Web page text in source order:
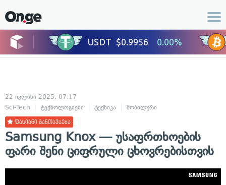
22 ივლისი 2025, 07:17
Sci-Tech
ტექნოლოგიები ტექნიკა მობილური
ფასიანი განთავსება
Samsung Knox — უსაფრთხოების
ფარი შენი ციფრული ცხოვრებისთვის